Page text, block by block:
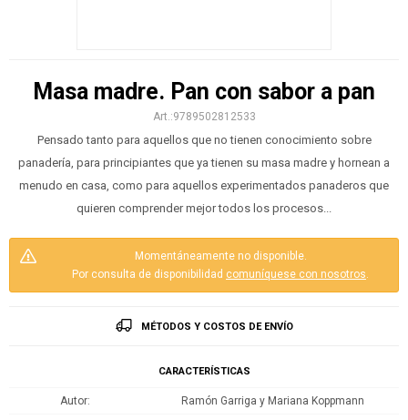
Masa madre. Pan con sabor a pan
9789502812533
Pensado tanto para aquellos que no tienen conocimiento sobre
panadería, para principiantes que ya tienen su masa madre y hornean a
menudo en casa, como para aquellos experimentados panaderos que
quieren comprender mejor todos los procesos...
Momentáneamente no disponible.
Por consulta de disponibilidad comuníquese con nosotros.
MÉTODOS Y COSTOS DE ENVÍO
CARACTERÍSTICAS
Autor Ramón Garriga y Mariana Koppmann